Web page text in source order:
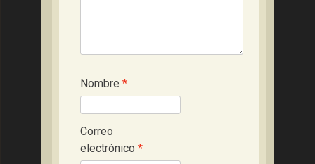
Nombre *
Correo
electrónico *